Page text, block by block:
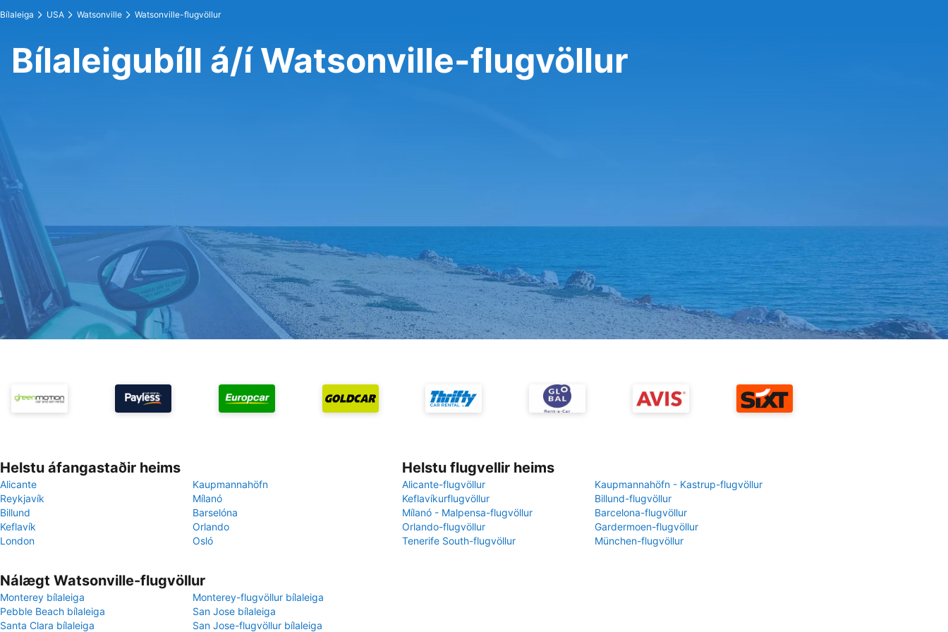
Bílaleiga USA Watsonville Watsonville-flugvöllur
Bílaleigubíll á/í Watsonville-flugvöllur
Helstu áfangastaðir heims
Alicante
Kaupmannahöfn
Reykjavík
Mílanó
Billund
Barselóna
Keflavík
Orlando
London
Osló
Helstu flugvellir heims
Alicante-flugvöllur
Kaupmannahöfn - Kastrup-flugvöllur
Keflavíkurflugvöllur
Billund-flugvöllur
Mílanó - Malpensa-flugvöllur
Barcelona-flugvöllur
Orlando-flugvöllur
Gardermoen-flugvöllur
Tenerife South-flugvöllur
München-flugvöllur
Nálægt Watsonville-flugvöllur
Monterey bílaleiga
Monterey-flugvöllur bílaleiga
Pebble Beach bílaleiga
San Jose bílaleiga
Santa Clara bílaleiga
San Jose-flugvöllur bílaleiga